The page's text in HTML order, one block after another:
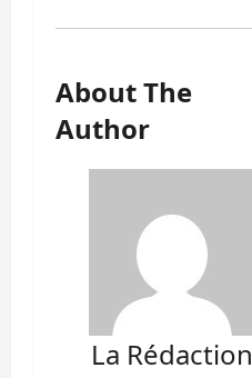
About The
Author
La Rédaction